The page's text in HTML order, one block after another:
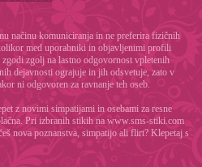
načinu komuniciranja in ne preferira fizičnih
med uporabniki in objavljenimi profili
zgolj na lastno odgovornost vpletenih
dejavnosti ograjuje in jih odsvetuje, zato v
ni odgovoren za ravnanje teh oseb.
z novimi simpatijami in osebami za resne
Pri izbranih stikih na www.sms-stiki.com
nova poznanstva, simpatijo ali flirt? Klepetaj s